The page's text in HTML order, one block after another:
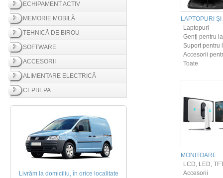
ECHIPAMENT ACTIV
MEMORIE MOBILĂ
TEHNICĂ DE BIROU
SOFTWARE
ACCESORII
ALIMENTARE ELECTRICĂ
СЕРВЕРА
Livrăm la domiciliu, în orice localitate
LAPTOPURI
Laptopuri
Genţi pentru
Suport pentru
Accesorii
Toate
MONITOARE
LCD, LED,
Accesorii